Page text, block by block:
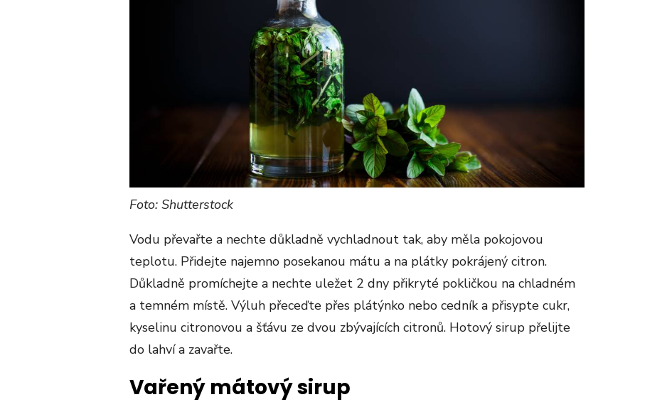
Foto: Shutterstock
Vodu převařte a nechte důkladně vychladnout tak, aby měla pokojovou
teplotu. Přidejte najemno posekanou mátu a na plátky pokrájený citron.
Důkladně promíchejte a nechte uležet 2 dny přikryté pokličkou na chladném
a temném místě. Výluh přeceďte přes plátýnko nebo cedník a přisypte cukr,
kyselinu citronovou a šťávu ze dvou zbývajících citronů. Hotový sirup přelijte
do lahví a zavařte.
Vařený mátový sirup